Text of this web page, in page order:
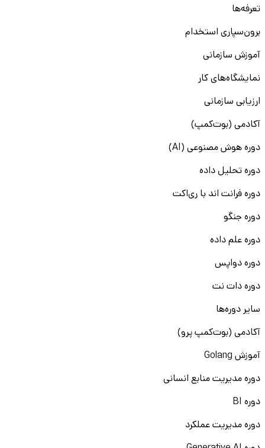
تعرفه‌ها
برون‌سپاری استخدام
آموزش سازمانی
نمایشگاه‌های کار
ارزیابی سازمانی
آکادمی (بوت‌کمپ)
دوره هوش مصنوعی (AI)
دوره تحلیل داده
دوره فرانت اند با ری‌اکت
دوره جنگو
دوره علم داده
دوره دواپس
دوره دات نت
سایر دوره‌ها
آکادمی (بوت‌کمپ پرو)
آموزش Golang
دوره مدیریت منابع انسانی
دوره BI
دوره مدیریت عملکرد